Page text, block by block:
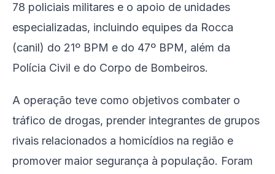
78 policiais militares e o apoio de unidades
especializadas, incluindo equipes da Rocca
(canil) do 21º BPM e do 47º BPM, além da
Polícia Civil e do Corpo de Bombeiros.
A operação teve como objetivos combater o
tráfico de drogas, prender integrantes de grupos
rivais relacionados a homicídios na região e
promover maior segurança à população. Foram